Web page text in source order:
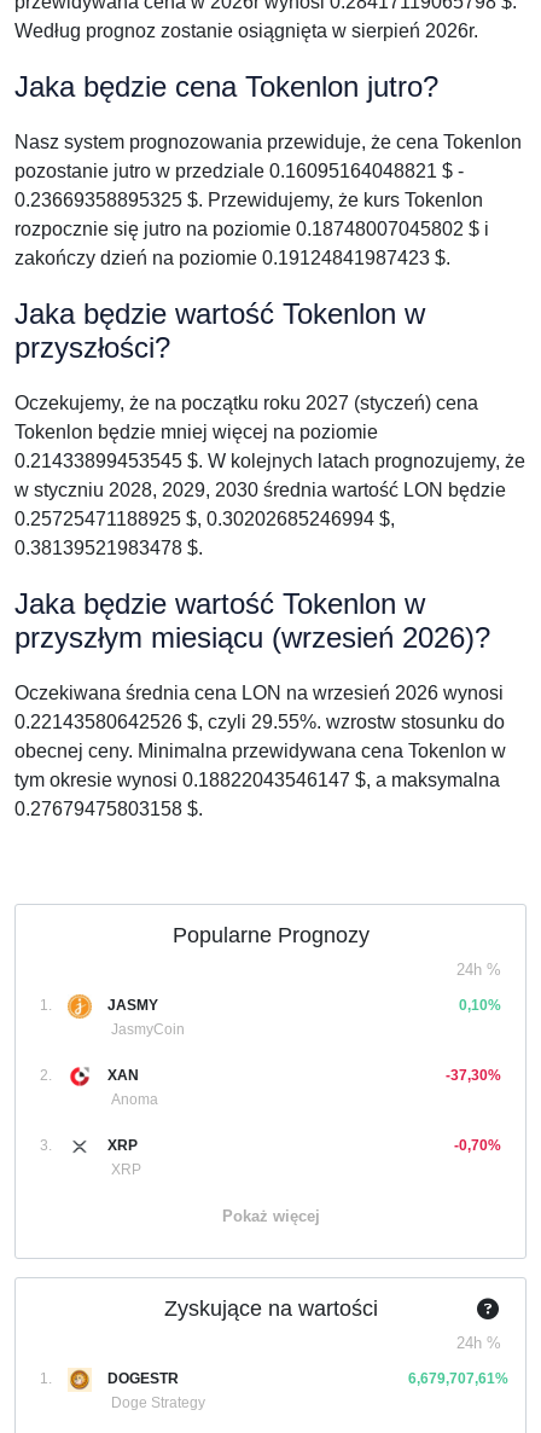
Według prognoz zostanie osiągnięta w sierpień 2026r.
Jaka będzie cena Tokenlon jutro?
Nasz system prognozowania przewiduje, że cena Tokenlon
pozostanie jutro w przedziale 0.16095164048821 $ -
0.23669358895325 $. Przewidujemy, że kurs Tokenlon
rozpocznie się jutro na poziomie 0.18748007045802 $ i
zakończy dzień na poziomie 0.19124841987423 $.
Jaka będzie wartość Tokenlon w
przyszłości?
Oczekujemy, że na początku roku 2027 (styczeń) cena
Tokenlon będzie mniej więcej na poziomie
0.21433899453545 $. W kolejnych latach prognozujemy, że
w styczniu 2028, 2029, 2030 średnia wartość LON będzie
0.25725471188925 $, 0.30202685246994 $,
0.38139521983478 $.
Jaka będzie wartość Tokenlon w
przyszłym miesiącu (wrzesień 2026)?
Oczekiwana średnia cena LON na wrzesień 2026 wynosi
0.22143580642526 $, czyli 29.55%. wzrostw stosunku do
obecnej ceny. Minimalna przewidywana cena Tokenlon w
tym okresie wynosi 0.18822043546147 $, a maksymalna
0.27679475803158 $.
Popularne Prognozy
24h %
1.
JASMY
JasmyCoin
0,10%
2.
XAN
Anoma
-37,30%
3.
XRP
XRP
-0,70%
Pokaż więcej
Zyskujące na wartości
24h %
1.
DOGESTR
Doge Strategy
6,679,707,61%